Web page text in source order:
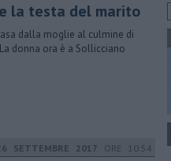
la testa del marito
dalla moglie al culmine di
donna ora è a Sollicciano
SETTEMBRE 2017 ORE 10:54